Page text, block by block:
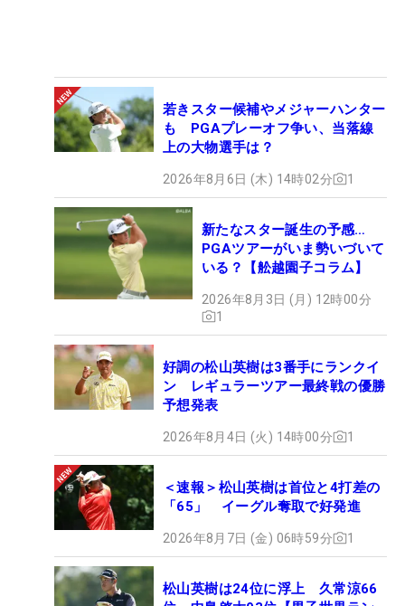
若きスター候補やメジャーハンター
も PGAプレーオフ争い、当落線
上の大物選手は？
2026年8月6日 (木) 14時02分 1
新たなスター誕生の予感…
PGAツアーがいま勢いづいて
いる？【舩越園子コラム】
2026年8月3日 (月) 12時00分
1
好調の松山英樹は3番手にランクイ
ン レギュラーツアー最終戦の優勝
予想発表
2026年8月4日 (火) 14時00分 1
＜速報＞松山英樹は首位と4打差の
「65」 イーグル奪取で好発進
2026年8月7日 (金) 06時59分 1
松山英樹は24位に浮上 久常涼66